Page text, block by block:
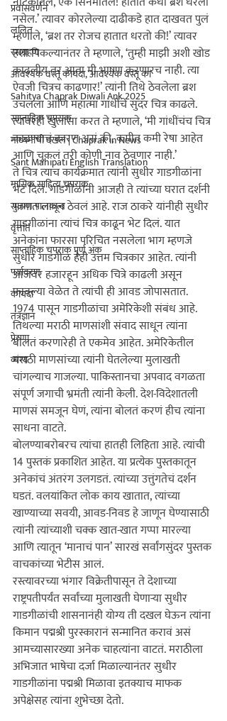
प्रवासवर्णन
ललित
रसग्रहण
आवश्यक वस्तू कायदा, आवश्यक वस्तू का
Sahitya Chaprak Diwali Ank 2025
साप्ताहिक चपराक
माध्यमांची दखल | Chaprak in News
Sant Mahipati English Translation
मासिक साहित्य चपराक
सुजाण पालकत्व
वृत्तांत
साप्ताहिक चपराक पूर्ण अंक
पर्यावरण
कायदा
तंत्रज्ञान
प्रेरणा
व्यंग्य
नसेल.’ त्यावर कोरलेल्या दाढीकडे हात दाखवत पुलं
म्हणाले, ‘ब्रश तर रोजच हातात धरतो की!’ त्यावर
हशा पिकल्यानंतर ते म्हणाले, ‘तुम्ही माझी अशी खोड
काढलीय तर आता मी भाषण करणारच नाही. त्या
ऐवजी चित्रच काढणार!’ त्यांनी तिथे ठेवलेला ब्रश
उचलला आणि महात्मा गांधींचे सुंदर चित्र काढले.
त्यावरही खुलासा करत ते म्हणाले, ‘मी गांधींचंच चित्र
काढण्याचं कारण असं की, कमीत कमी रेषा आहेत
आणि चुकलं तरी कोणी नाव ठेवणार नाही.’
ते चित्र त्याच कार्यक्रमात त्यांनी सुधीर गाडगीळांना
भेट दिलं. गाडगीळांनी आजही ते त्यांच्या घरात दर्शनी
भागात लावून ठेवलं आहे. राज ठाकरे यांनीही सुधीर
गाडगीळांना त्यांचं चित्र काढून भेट दिलं. यात
अनेकांना फारसा परिचित नसलेला भाग म्हणजे
सुधीर गाडगीळ हेही उत्तम चित्रकार आहेत. त्यांनी
आजवर हजारहून अधिक चित्रे काढली असून
फावल्या वेळेत ते त्यांची ही आवड जोपासतात.
1974 पासून गाडगीळांचा अमेरिकेशी संबंध आहे.
तिथल्या मराठी माणसांशी संवाद साधून त्यांना
बोलतं करणारेही ते एकमेव आहेत. अमेरिकेतील
मराठी माणसांच्या त्यांनी घेतलेल्या मुलाखती
चांगल्याच गाजल्या. पाकिस्तानचा अपवाद वगळता
संपूर्ण जगाची भ्रमंती त्यांनी केली. देश-विदेशातली
माणसं समजून घेणं, त्यांना बोलतं करणं हीच त्यांना
साधना वाटते.
बोलण्याबरोबरच त्यांचा हातही लिहिता आहे. त्यांची
14 पुस्तकं प्रकाशित आहेत. या प्रत्येक पुस्तकातून
अनेकांचं अंतरंग उलगडतं. त्यांच्या उत्तुंगतेचं दर्शन
घडतं. वलयांकित लोक काय खातात, त्यांच्या
खाण्याच्या सवयी, आवड-निवड हे जाणून घेण्यासाठी
त्यांनी त्यांच्याशी चक्क खात-खात गप्पा मारल्या
आणि त्यातून ‘मानाचं पान’ सारखं सर्वांगसुंदर पुस्तक
वाचकांच्या भेटीस आलं.
रस्त्यावरच्या भंगार विक्रेतीपासून ते देशाच्या
राष्ट्रपतीपर्यंत सर्वांच्या मुलाखती घेणार्‍या सुधीर
गाडगीळांची शासनानंही योग्य ती दखल घेऊन त्यांना
किमान पद्मश्री पुरस्कारानं सन्मानित करावं असं
आमच्यासारख्या अनेक चाहत्यांना वाटतं. मराठीला
अभिजात भाषेचा दर्जा मिळाल्यानंतर सुधीर
गाडगीळांना पद्मश्री मिळावा इतक्याच माफक
अपेक्षेसह त्यांना शुभेच्छा देतो.